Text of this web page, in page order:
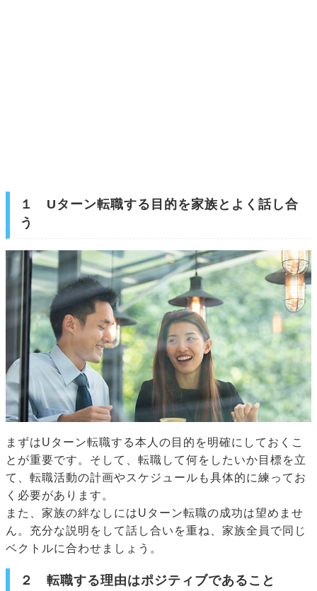
１ Uターン転職する目的を家族とよく話し合
う
まずはUターン転職する本人の目的を明確にしておくこ
とが重要です。そして、転職して何をしたいか目標を立
て、転職活動の計画やスケジュールも具体的に練ってお
く必要があります。
また、家族の絆なしにはUターン転職の成功は望めませ
ん。充分な説明をして話し合いを重ね、家族全員で同じ
ベクトルに合わせましょう。
２ 転職する理由はポジティブであること